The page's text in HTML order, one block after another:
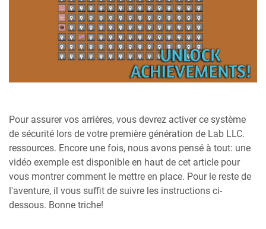
Pour assurer vos arrières, vous devrez activer ce système
de sécurité lors de votre première génération de Lab LLC.
ressources. Encore une fois, nous avons pensé à tout: une
vidéo exemple est disponible en haut de cet article pour
vous montrer comment le mettre en place. Pour le reste de
l'aventure, il vous suffit de suivre les instructions ci-
dessous. Bonne triche!